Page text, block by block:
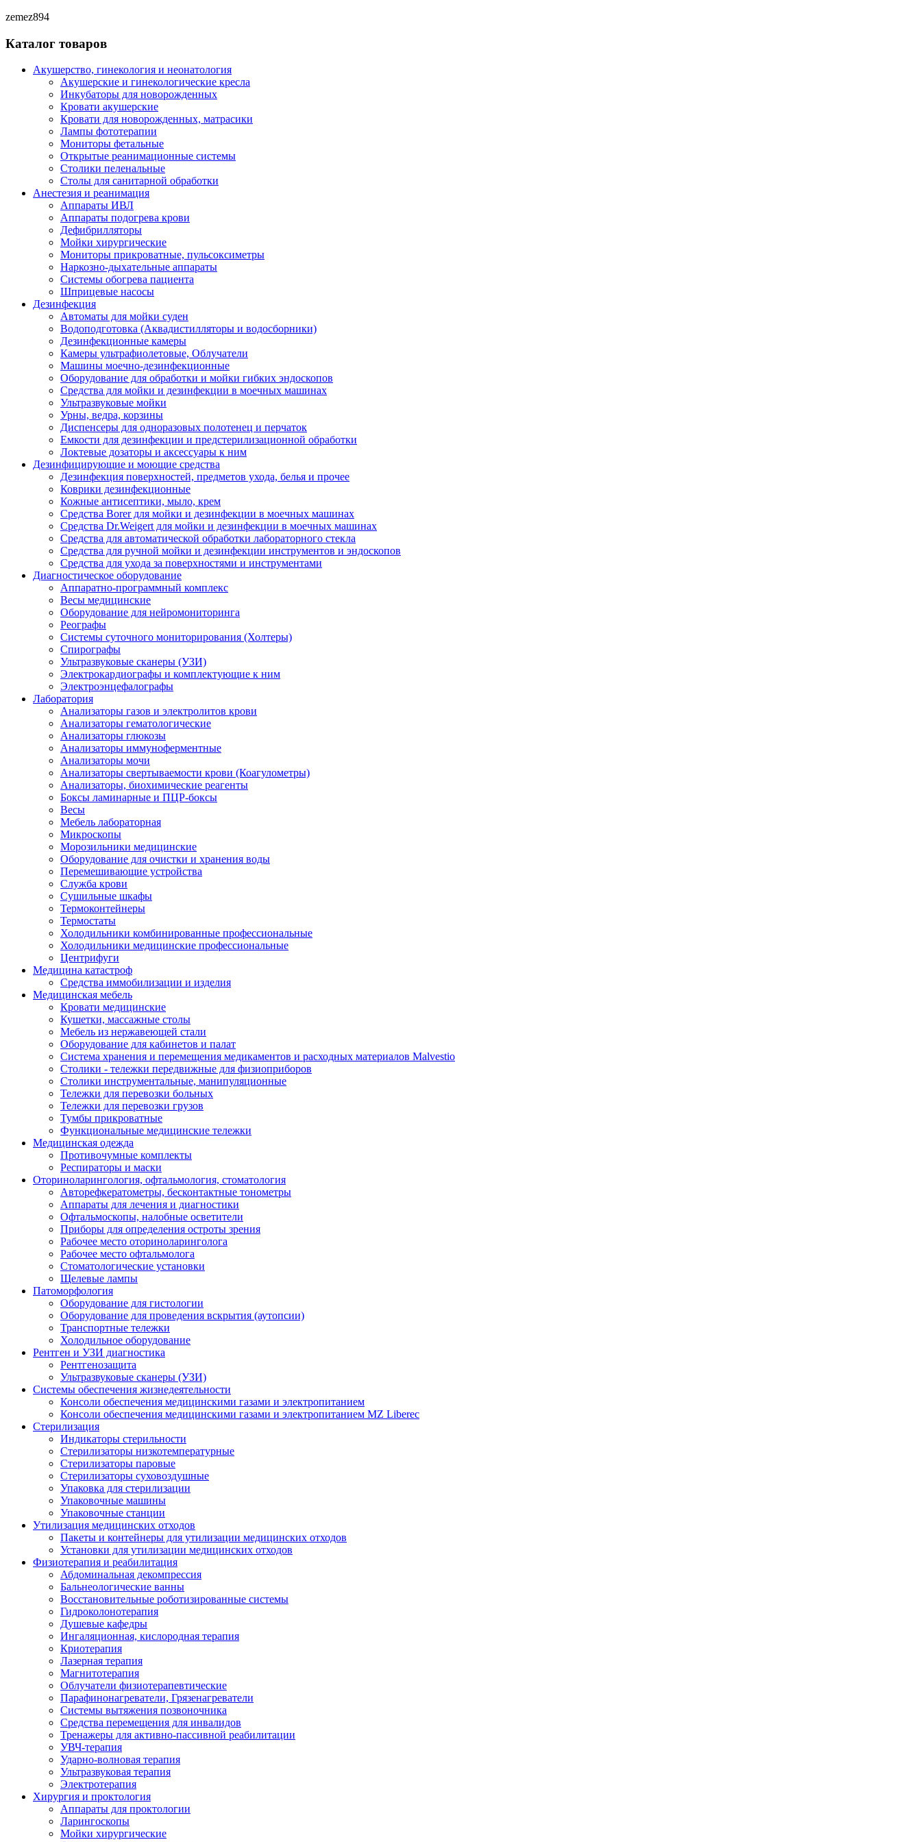
zemez894
Каталог товаров
Акушерство, гинекология и неонатология
Акушерские и гинекологические креслa
Инкубаторы для новорожденных
Кровати акушерские
Кровати для новорожденных, матрасики
Лампы фототерапии
Мониторы фетальные
Открытые реанимационные системы
Столики пеленальные
Столы для санитарной обработки
Анестезия и реанимация
Аппараты ИВЛ
Аппараты подогрева крови
Дефибрилляторы
Мойки хирургические
Мониторы прикроватные, пульсоксиметры
Наркозно-дыхательные аппараты
Системы обогрева пациента
Шприцевые насосы
Дезинфекция
Автоматы для мойки суден
Водоподготовка (Аквадистилляторы и водосборники)
Дезинфекционные камеры
Камеры ультрафиолетовые, Облучатели
Машины моечно-дезинфекционные
Оборудование для обработки и мойки гибких эндоскопов
Средства для мойки и дезинфекции в моечных машинах
Ультразвуковые мойки
Урны, ведра, корзины
Диспенсеры для одноразовых полотенец и перчаток
Емкости для дезинфекции и предстерилизационной обработки
Локтевые дозаторы и аксессуары к ним
Дезинфицирующие и моющие средства
Дезинфекция поверхностей, предметов ухода, белья и прочее
Коврики дезинфекционные
Кожные антисептики, мыло, крем
Средства Borer для мойки и дезинфекции в моечных машинах
Средства Dr.Weigert для мойки и дезинфекции в моечных машинах
Средства для автоматической обработки лабораторного стекла
Средства для ручной мойки и дезинфекции инструментов и эндоскопов
Средства для ухода за поверхностями и инструментами
Диагностическое оборудование
Аппаратно-программный комплекс
Весы медицинские
Оборудование для нейромониторинга
Реографы
Системы суточного мониторирования (Холтеры)
Спирографы
Ультразвуковые сканеры (УЗИ)
Электрокардиографы и комплектующие к ним
Электроэнцефалографы
Лаборатория
Анализаторы газов и электролитов крови
Анализаторы гематологические
Анализаторы глюкозы
Анализаторы иммуноферментные
Анализаторы мочи
Анализаторы свертываемости крови (Коагулометры)
Анализаторы, биохимические реагенты
Боксы ламинарные и ПЦР-боксы
Весы
Мебель лабораторная
Микроскопы
Морозильники медицинские
Оборудование для очистки и хранения воды
Перемешивающие устройства
Служба крови
Сушильные шкафы
Термоконтейнеры
Термостаты
Холодильники комбинированные профессиональные
Холодильники медицинские профессиональные
Центрифуги
Медицина катастроф
Средства иммобилизации и изделия
Медицинская мебель
Кровати медицинские
Кушетки, массажные столы
Мебель из нержавеющей стали
Оборудование для кабинетов и палат
Система хранения и перемещения медикаментов и расходных материалов Malvestio
Столики - тележки передвижные для физиоприборов
Столики инструментальные, манипуляционные
Тележки для перевозки больных
Тележки для перевозки грузов
Тумбы прикроватные
Функциональные медицинские тележки
Медицинская одежда
Противочумные комплекты
Респираторы и маски
Оториноларингология, офтальмология, стоматология
Авторефкератометры, бесконтактные тонометры
Аппараты для лечения и диагностики
Офтальмоскопы, налобные осветители
Приборы для определения остроты зрения
Рабочее место оториноларинголога
Рабочее место офтальмолога
Стоматологические установки
Щелевые лампы
Патоморфология
Оборудование для гистологии
Оборудование для проведения вскрытия (аутопсии)
Транспортные тележки
Холодильное оборудование
Рентген и УЗИ диагностика
Рентгенозащита
Ультразвуковые сканеры (УЗИ)
Системы обеспечения жизнедеятельности
Консоли обеспечения медицинскими газами и электропитанием
Консоли обеспечения медицинскими газами и электропитанием MZ Liberec
Стерилизация
Индикаторы стерильности
Стерилизаторы низкотемпературные
Стерилизаторы паровые
Стерилизаторы суховоздушные
Упаковка для стерилизации
Упаковочные машины
Упаковочные станции
Утилизация медицинских отходов
Пакеты и контейнеры для утилизации медицинских отходов
Установки для утилизации медицинских отходов
Физиотерапия и реабилитация
Абдоминальная декомпрессия
Бальнеологические ванны
Восстановительные роботизированные системы
Гидроколонотерапия
Душевые кафедры
Ингаляционная, кислородная терапия
Криотерапия
Лазерная терапия
Магнитотерапия
Облучатели физиотерапевтические
Парафинонагреватели, Грязенагреватели
Системы вытяжения позвоночника
Средства перемещения для инвалидов
Тренажеры для активно-пассивной реабилитации
УВЧ-терапия
Ударно-волновая терапия
Ультразвуковая терапия
Электротерапия
Хирургия и проктология
Аппараты для проктологии
Ларингоскопы
Мойки хирургические